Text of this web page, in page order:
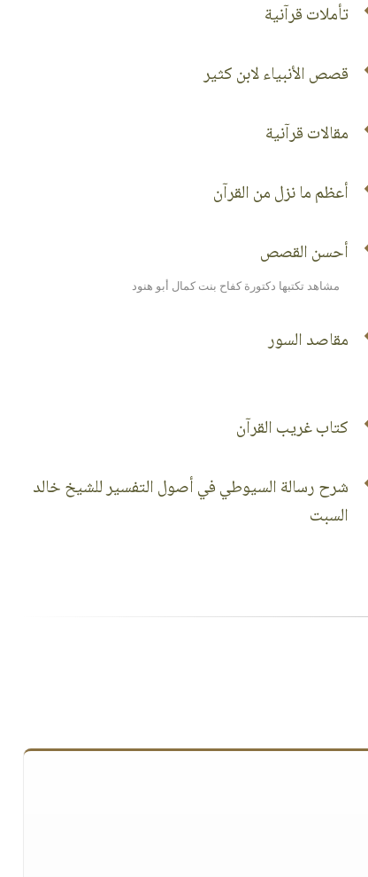
تأملات قرآنية
قصص الأنبياء لابن كثير
مقالات قرآنية
أعظم ما نزل من القرآن
أحسن القصص
مشاهد تكتبها دكتورة كفاح بنت كمال أبو هنود
مقاصد السور
كتاب غريب القرآن
شرح رسالة السيوطي في أصول التفسير للشيخ خالد
السبت